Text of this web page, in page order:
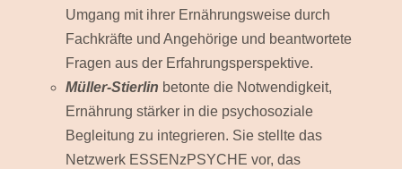
Umgang mit ihrer Ernährungsweise durch
Fachkräfte und Angehörige und beantwortete
Fragen aus der Erfahrungsperspektive.
Müller-Stierlin betonte die Notwendigkeit,
Ernährung stärker in die psychosoziale
Begleitung zu integrieren. Sie stellte das
Netzwerk ESSENzPSYCHE vor, das